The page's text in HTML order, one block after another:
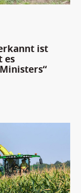
ist
es